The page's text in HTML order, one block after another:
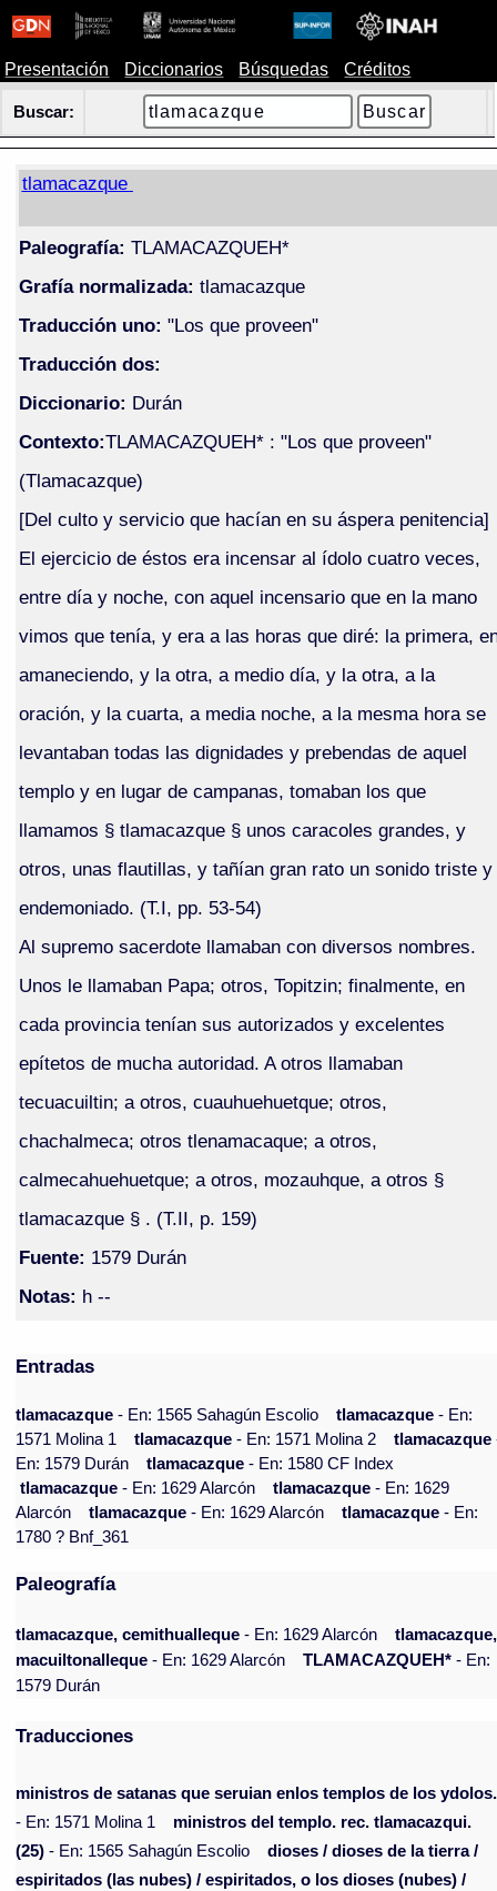
Presentación Diccionarios Búsquedas Créditos
Buscar:
tlamacazque
Paleografía: TLAMACAZQUEH*
Grafía normalizada: tlamacazque
Traducción uno: "Los que proveen"
Traducción dos:
Diccionario: Durán
Contexto:TLAMACAZQUEH* : "Los que proveen"
(Tlamacazque)
[Del culto y servicio que hacían en su áspera penitencia]
El ejercicio de éstos era incensar al ídolo cuatro veces,
entre día y noche, con aquel incensario que en la mano
vimos que tenía, y era a las horas que diré: la primera,
amaneciendo, y la otra, a medio día, y la otra, a la
oración, y la cuarta, a media noche, a la mesma hora se
levantaban todas las dignidades y prebendas de aquel
templo y en lugar de campanas, tomaban los que
llamamos § tlamacazque § unos caracoles grandes, y
otros, unas flautillas, y tañían gran rato un sonido triste y
endemoniado. (T.I, pp. 53-54)
Al supremo sacerdote llamaban con diversos nombres.
Unos le llamaban Papa; otros, Topitzin; finalmente, en
cada provincia tenían sus autorizados y excelentes
epítetos de mucha autoridad. A otros llamaban
tecuacuiltin; a otros, cuauhuehuetque; otros,
chachalmeca; otros tlenamacaque; a otros,
calmecahuehuetque; a otros, mozauhque, a otros §
tlamacazque § . (T.II, p. 159)
Fuente: 1579 Durán
Notas: h --
Entradas
tlamacazque- En: 1565 Sahagún Escolio tlamacazque- En:
1571 Molina 1
tlamacazque- En: 1571 Molina 2 tlamacazque
En: 1579 Durán
tlamacazque- En: 1580 CF Index
tlamacazque- En: 1629 Alarcón tlamacazque- En: 1629
Alarcón
tlamacazque- En: 1629 Alarcón tlamacazque- En:
1780 ? Bnf_361
Paleografía
tlamacazque, cemithualleque - En: 1629 Alarcón
tlamacazque,
macuiltonalleque - En: 1629 Alarcón TLAMACAZQUEH* - En:
1579 Durán
Traducciones
ministros de satanas que seruian enlos templos de los ydolos.
- En: 1571 Molina 1
ministros del templo. rec. tlamacazqui.
(25) - En: 1565 Sahagún Escolio
dioses / dioses de la tierra /
espiritados (las nubes) / espiritados, o los dioses (nubes) /